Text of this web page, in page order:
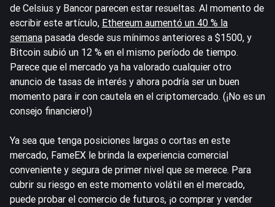
de Celsius y Bancor parecen estar resueltas. Al momento de
escribir este artículo, Ethereum aumentó un 40 % la
semana pasada desde sus mínimos anteriores a $1500, y
Bitcoin subió un 12 % en el mismo período de tiempo.
Parece que el mercado ya ha valorado cualquier otro
anuncio de tasas de interés y ahora podría ser un buen
momento para ir con cautela en el criptomercado. (¡No es un
consejo financiero!)
Ya sea que tenga posiciones largas o cortas en este
mercado, FameEX le brinda la experiencia comercial
conveniente y segura de primer nivel que se merece. Para
cubrir su riesgo en este momento volátil en el mercado,
puede probar el comercio de futuros, ¡o comprar y vender